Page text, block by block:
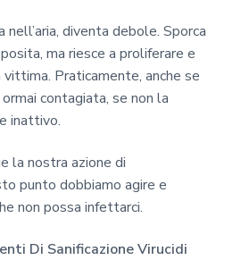
nell’aria, diventa debole. Sporca
ma riesce a proliferare e
Praticamente, anche se
contagiata, se non la
inattivo.
la nostra azione di
punto dobbiamo agire e
non possa infettarci.
Di Sanificazione Virucidi